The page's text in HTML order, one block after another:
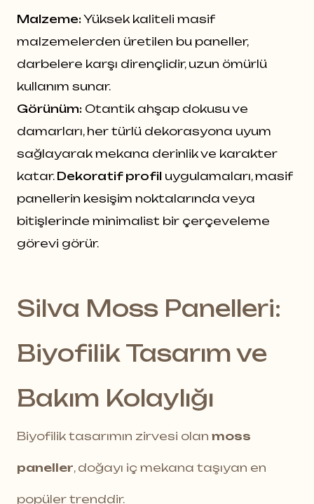
Malzeme: Yüksek kaliteli masif
malzemelerden üretilen bu paneller,
darbelere karşı dirençlidir, uzun ömürlü
kullanım sunar.
Görünüm: Otantik ahşap dokusu ve
damarları, her türlü dekorasyona uyum
sağlayarak mekana derinlik ve karakter
katar. Dekoratif profil uygulamaları, masif
panellerin kesişim noktalarında veya
bitişlerinde minimalist bir çerçeveleme
görevi görür.
Silva Moss Panelleri:
Biyofilik Tasarım ve
Bakım Kolaylığı
Biyofilik tasarımın zirvesi olan moss
paneller, doğayı iç mekana taşıyan en
popüler trenddir.